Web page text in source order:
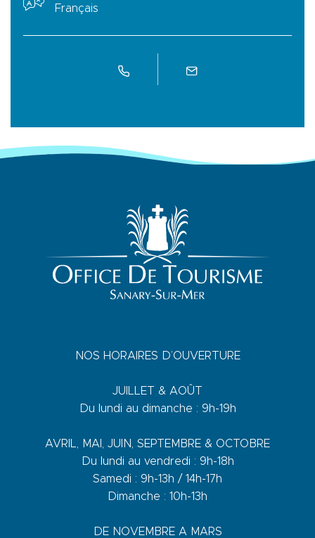
Français
NOS HORAIRES D’OUVERTURE
JUILLET & AOÛT
Du lundi au dimanche : 9h-19h
AVRIL, MAI, JUIN, SEPTEMBRE & OCTOBRE
Du lundi au vendredi : 9h-18h
Samedi : 9h-13h / 14h-17h
Dimanche : 10h-13h
DE NOVEMBRE A MARS